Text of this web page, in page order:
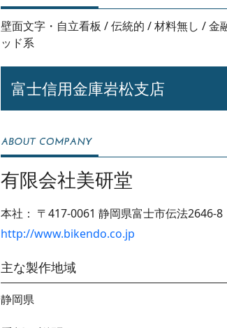
壁面文字・自立看板 /伝統的 /材料無し /金
ッド系
富士信用金庫岩松支店
有限会社美研堂
本社： 〒417-0061 静岡県富士市伝法2646-8
http://www.bikendo.co.jp
主な製作地域
静岡県